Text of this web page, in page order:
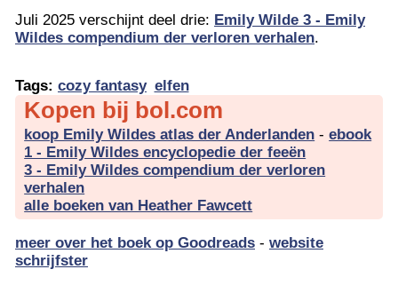
Juli 2025 verschijnt deel drie: Emily Wilde 3 - Emily
Wildes compendium der verloren verhalen.
Tags: cozy fantasy elfen
Kopen bij bol.com
koop Emily Wildes atlas der Anderlanden -ebook
1 - Emily Wildes encyclopedie der feeën
3 - Emily Wildes compendium der verloren
verhalen
alle boeken van Heather Fawcett
meer over het boek op Goodreads - website
schrijfster